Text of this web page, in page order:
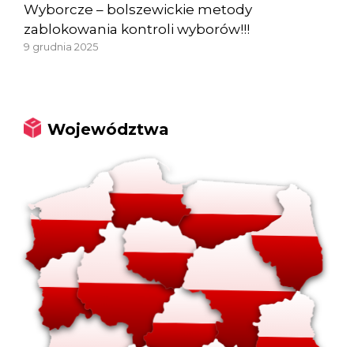
Wyborcze – bolszewickie metody
zablokowania kontroli wyborów!!!
9 grudnia 2025
Województwa